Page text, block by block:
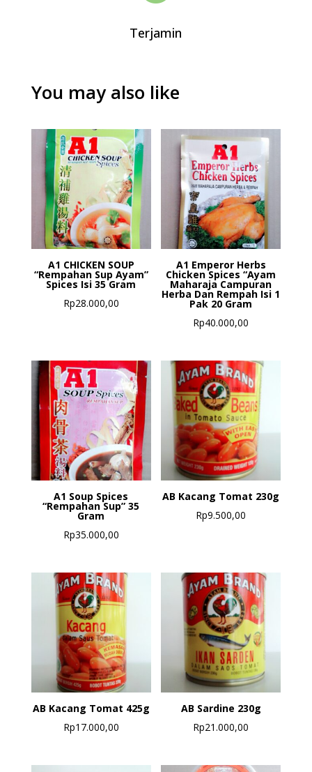
Terjamin
You may also like
A1 CHICKEN SOUP
“Rempahan Sup Ayam”
Spices Isi 35 Gram
Rp28.000,00
A1 Emperor Herbs
Chicken Spices “Ayam
Maharaja Campuran
Herba Dan Rempah Isi 1
Pak 20 Gram
Rp40.000,00
A1 Soup Spices
“Rempahan Sup” 35
Gram
Rp35.000,00
AB Kacang Tomat 230g
Rp9.500,00
AB Kacang Tomat 425g
Rp17.000,00
AB Sardine 230g
Rp21.000,00